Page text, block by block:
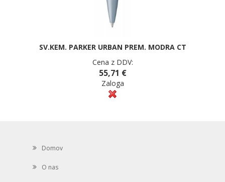
SV.KEM. PARKER URBAN PREM. MODRA CT
Cena z DDV:
55,71 €
Zaloga
Domov
O nas